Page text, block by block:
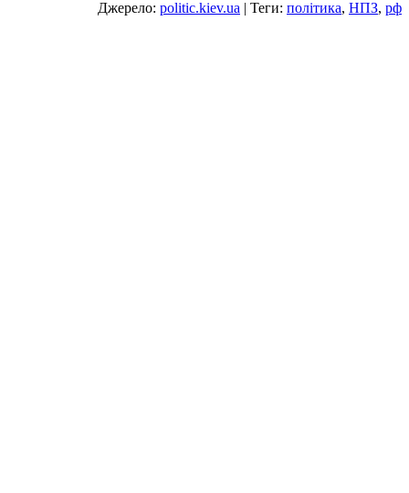
Джерело: politic.kiev.ua | Теги: політика, НПЗ, рф